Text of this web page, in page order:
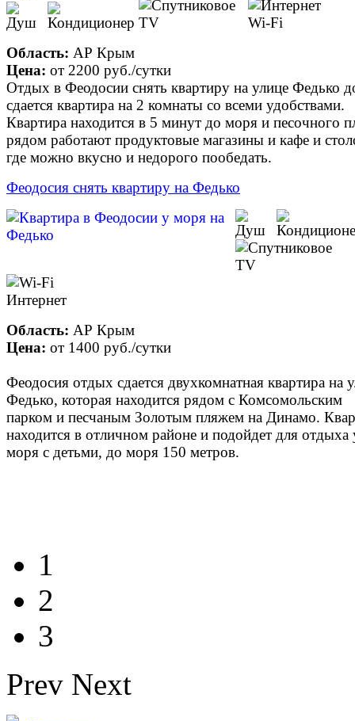
Область: АР Крым
Цена: от 2200 руб./сутки
Отдых в Феодосии снять квартиру на улице Федько
сдается квартира на 2 комнаты со всеми удобствами.
Квартира находится в 5 минут до моря и песочного
рядом работают продуктовые магазины и кафе и
где можно вкусно и недорого пообедать.
Феодосия снять квартиру на Федько
Область: АР Крым
Цена: от 1400 руб./сутки
Феодосия отдых сдается двухкомнатная квартира на
Федько, которая находится рядом с Комсомольским
парком и песчаным Золотым пляжем на Динамо.
находится в отличном районе и подойдет для отдыха
моря с детьми, до моря 150 метров.
1
2
3
Prev Next